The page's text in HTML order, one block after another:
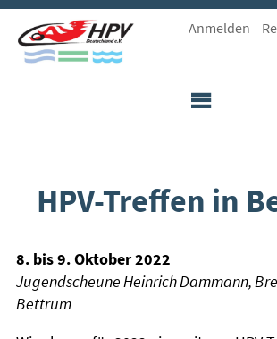
Zum
Inhalt
Anmelden
HPV-Treffen in
8. bis 9. Oktober 2022
Jugendscheune Heinrich Dammann,
Bettrum